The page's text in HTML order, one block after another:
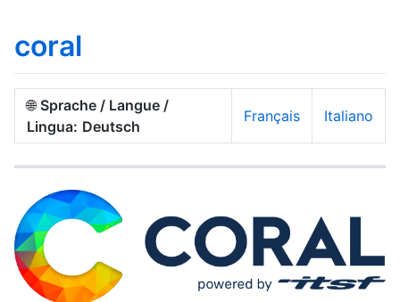
coral
🌐 Sprache / Langue /
Lingua: Deutsch
Français Italiano